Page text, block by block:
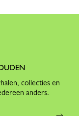
collecties en
anders.